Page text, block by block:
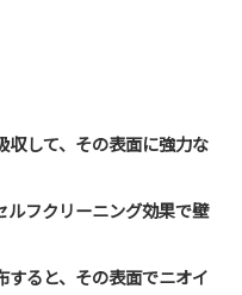
収して、その表面に強力な
ルフクリーニング効果で壁
ると、その表面でニオイ